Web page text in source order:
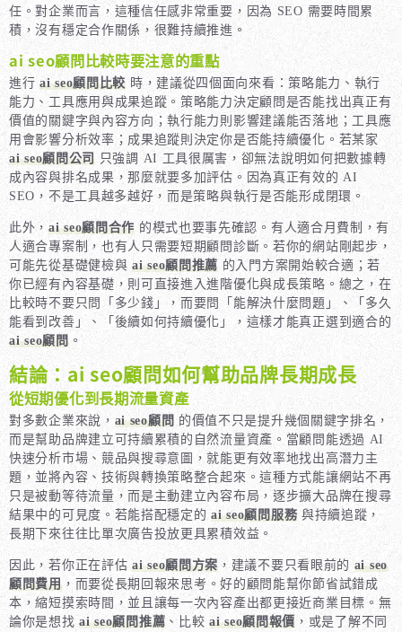
任。對企業而言，這種信任感非常重要，因為 SEO 需要時間累
積，沒有穩定合作關係，很難持續推進。
ai seo顧問比較時要注意的重點
進行ai seo顧問比較 時，建議從四個面向來看：策略能力、執行
能力、工具應用與成果追蹤。策略能力決定顧問是否能找出真正有
價值的關鍵字與內容方向；執行能力則影響建議能否落地；工具應
用會影響分析效率；成果追蹤則決定你是否能持續優化。若某家
ai seo顧問公司 只強調 AI 工具很厲害，卻無法說明如何把數據轉
成內容與排名成果，那麼就要多加評估。因為真正有效的 AI
SEO，不是工具越多越好，而是策略與執行是否能形成閉環。
此外，ai seo顧問合作 的模式也要事先確認。有人適合月費制，有
人適合專案制，也有人只需要短期顧問診斷。若你的網站剛起步，
可能先從基礎健檢與 ai seo顧問推薦 的入門方案開始較合適；若
你已經有內容基礎，則可直接進入進階優化與成長策略。總之，在
比較時不要只問「多少錢」，而要問「能解決什麼問題」、「多久
能看到改善」、「後續如何持續優化」，這樣才能真正選到適合的
ai seo顧問。
結論：ai seo顧問如何幫助品牌長期成長
從短期優化到長期流量資產
對多數企業來說， ai seo顧問 的價值不只是提升幾個關鍵字排名，
而是幫助品牌建立可持續累積的自然流量資產。當顧問能透過 AI
快速分析市場、競品與搜尋意圖，就能更有效率地找出高潛力主
題，並將內容、技術與轉換策略整合起來。這種方式能讓網站不再
只是被動等待流量，而是主動建立內容布局，逐步擴大品牌在搜尋
結果中的可見度。若能搭配穩定的ai seo顧問服務 與持續追蹤，
長期下來往往比單次廣告投放更具累積效益。
因此，若你正在評估 ai seo顧問方案 ，建議不要只看眼前的 ai seo
顧問費用，而要從長期回報來思考。好的顧問能幫你節省試錯成
本，縮短摸索時間，並且讓每一次內容產出都更接近商業目標。無
論你是想找ai seo顧問推薦 、比較ai seo顧問報價 ，或是了解不同